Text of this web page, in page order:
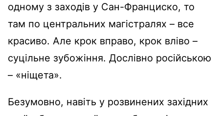
одному з заходів у Сан-Франциско, то
там по центральних магістралях – все
красиво. Але крок вправо, крок вліво –
суцільне зубожіння. Дослівно російською
– «ніщета».
Безумовно, навіть у розвинених західних